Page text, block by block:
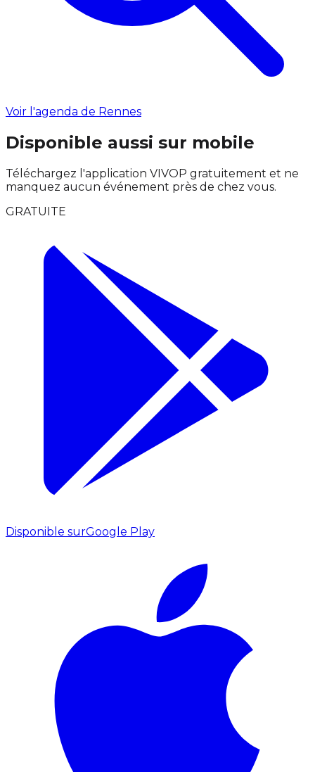
Voir l'agenda de Rennes
Disponible aussi sur mobile
Téléchargez l'application VIVOP gratuitement et ne
manquez aucun événement près de chez vous.
GRATUITE
Disponible surGoogle Play